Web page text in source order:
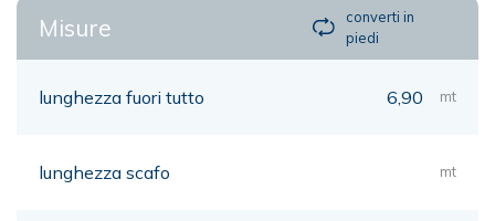
Misure
converti in
piedi
lunghezza fuori tutto 6,90 mt
lunghezza scafo mt